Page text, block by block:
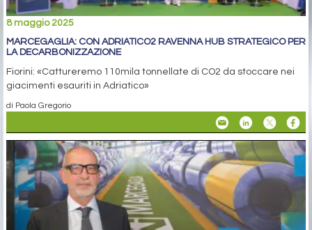
8 maggio 2025
MARCEGAGLIA: CON ADRIATICO2 RAVENNA HUB STRATEGICO PER
LA DECARBONIZZAZIONE
Fiorini: «Cattureremo 110mila tonnellate di CO2 da stoccare nei
giacimenti esauriti in Adriatico»
di Paola Gregorio